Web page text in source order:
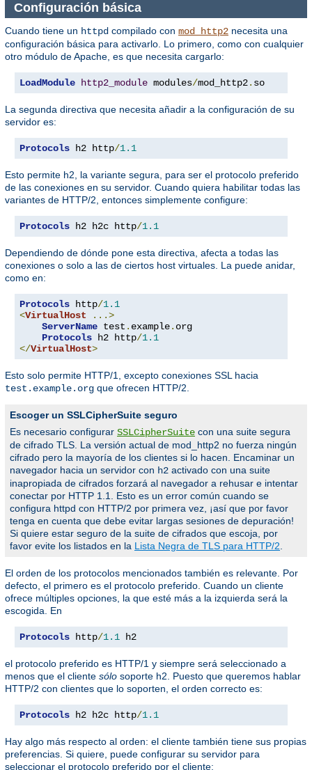
Configuración básica
Cuando tiene un httpd compilado con mod_http2 necesita una
configuración básica para activarlo. Lo primero, como con cualquier
otro módulo de Apache, es que necesita cargarlo:
LoadModule http2_module modules/mod_http2. so
La segunda directiva que necesita añadir a la configuración de su
servidor es:
Protocols h2 http/1.1
Esto permite h2, la variante segura, para ser el protocolo preferido
de las conexiones en su servidor. Cuando quiera habilitar todas las
variantes de HTTP/2, entonces simplemente configure:
Protocols h2 h2c http/1.1
Dependiendo de dónde pone esta directiva, afecta a todas las
conexiones o solo a las de ciertos host virtuales. La puede anidar,
como en:
Protocols http/1.1
<VirtualHost
...>
ServerName test . example. org
Protocols h2 http/1.1
</VirtualHost>
Esto solo permite HTTP/1, excepto conexiones SSL hacia
test.example.org que ofrecen HTTP/2.
Escoger un SSLCipherSuite seguro
Es necesario configurar SSLCipherSuite con una suite segura
de cifrado TLS. La versión actual de mod_http2 no fuerza ningún
cifrado pero la mayoría de los clientes si lo hacen. Encaminar un
navegador hacia un servidor con h2 activado con una suite
inapropiada de cifrados forzará al navegador a rehusar e intentar
conectar por HTTP 1.1. Esto es un error común cuando se
configura httpd con HTTP/2 por primera vez, ¡así que por favor
tenga en cuenta que debe evitar largas sesiones de depuración!
Si quiere estar seguro de la suite de cifrados que escoja, por
favor evite los listados en la Lista Negra de TLS para HTTP/2
El orden de los protocolos mencionados también es relevante. Por
defecto, el primero es el protocolo preferido. Cuando un cliente
ofrece múltiples opciones, la que esté más a la izquierda será la
escogida. En
Protocols http/1.1 h2
el protocolo preferido es HTTP/1 y siempre será seleccionado a
menos que el cliente sólo soporte h2. Puesto que queremos hablar
HTTP/2 con clientes que lo soporten, el orden correcto es:
Protocols h2 h2c http/1.1
Hay algo más respecto al orden: el cliente también tiene sus propias
preferencias. Si quiere, puede configurar su servidor para
seleccionar el protocolo preferido por el cliente: